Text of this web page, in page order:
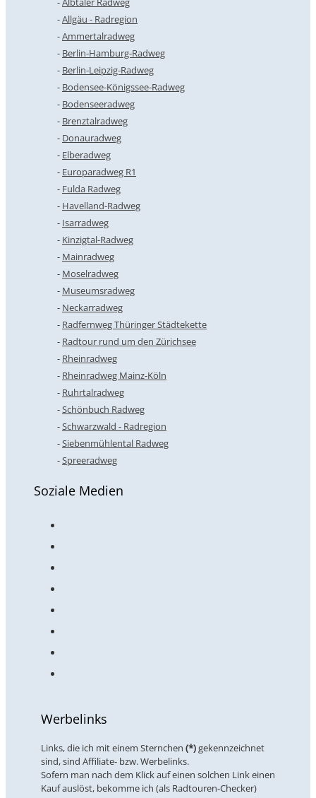
Allgäu - Radregion
Ammertalradweg
Berlin-Hamburg-Radweg
Berlin-Leipzig-Radweg
Bodensee-Königssee-Radweg
Bodenseeradweg
Brenztalradweg
Donauradweg
Elberadweg
Europaradweg R1
Fulda Radweg
Havelland-Radweg
Isarradweg
Kinzigtal-Radweg
Mainradweg
Moselradweg
Museumsradweg
Neckarradweg
Radfernweg Thüringer Städtekette
Radtour rund um den Zürichsee
Rheinradweg
Rheinradweg Mainz-Köln
Ruhrtalradweg
Schönbuch Radweg
Schwarzwald - Radregion
Siebenmühlental Radweg
Spreeradweg
Soziale Medien
Werbelinks
Links, die ich mit einem Sternchen (*)gekennzeichnet
sind, sind Affiliate- bzw. Werbelinks.
Sofern man nach dem Klick auf einen solchen Link einen
Kauf auslöst, bekomme ich (als Radtouren-Checker)